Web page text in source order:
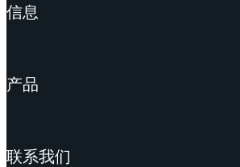
信息
产品
联系我们